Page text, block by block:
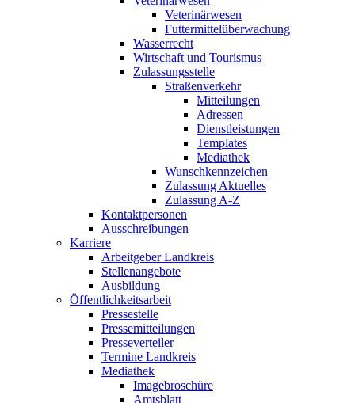
Veterinärwesen
Futtermittelüberwachung
Wasserrecht
Wirtschaft und Tourismus
Zulassungsstelle
Straßenverkehr
Mitteilungen
Adressen
Dienstleistungen
Templates
Mediathek
Wunschkennzeichen
Zulassung Aktuelles
Zulassung A-Z
Kontaktpersonen
Ausschreibungen
Karriere
Arbeitgeber Landkreis
Stellenangebote
Ausbildung
Öffentlichkeitsarbeit
Pressestelle
Pressemitteilungen
Presseverteiler
Termine Landkreis
Mediathek
Imagebroschüre
Amtsblatt